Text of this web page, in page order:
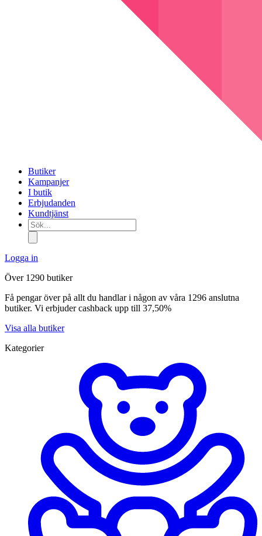
Butiker
Kampanjer
I butik
Erbjudanden
Kundtjänst
Sök...
Logga in
Över 1290 butiker
Få pengar över på allt du handlar i någon av våra 1296 anslutna
butiker. Vi erbjuder cashback upp till 37,50%
Visa alla butiker
Kategorier